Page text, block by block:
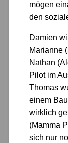
mögen
den
Damien
Marianne
Nathan
Pilot im
Thomas
einem
wirklich
(Mamma
sich nur